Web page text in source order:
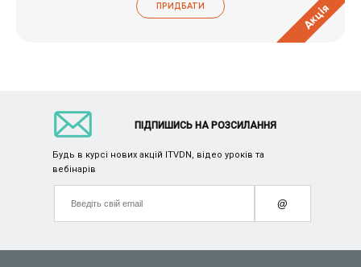
ПРИДБАТИ Акція
ПІДПИШИСЬ НА РОЗСИЛАННЯ
Будь в курсі нових акцій ITVDN, відео уроків та
вебінарів
@